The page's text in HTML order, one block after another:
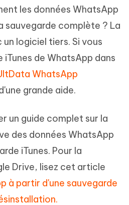
les données WhatsApp
sauvegarde complète ? La
logiciel tiers. Si vous
iTunes de WhatsApp dans
WhatsApp
grande aide.
un guide complet sur la
des données WhatsApp
iTunes. Pour la
Drive, lisez cet article
à partir d'une sauvegarde